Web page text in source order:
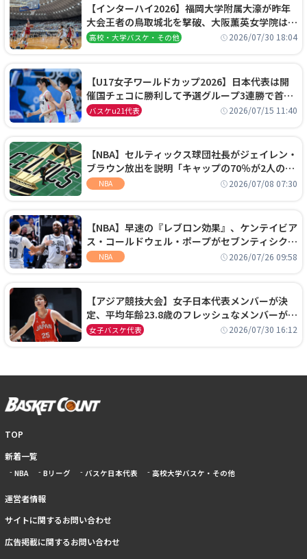
【インターハイ2026】福岡大学附属大濠が昨年
大会王者の鳥取城北を撃破、大阪薫英女学院は岐
阜女子に完勝、大会3日目試合結果
高校・大学バスケ・その他 2026/07/30 18:04
【U17女子ワールドカップ2026】日本代表は開
催国チェコに勝利して予選グループ3連勝で首位
通過！準々決勝の相手はエジプトに決定
バスケu21代表 2026/07/15 11:40
【NBA】セルティックス球団社長がジェイレン・
ブラウン放出を説明「キャップの70％が2人の選
手に集中するチームでは勝てない」
NBA 2026/07/08 07:30
【NBA】早速の『レブロン効果』、ケンテイビア
ス・コールドウェル・ポープがセブンティシクサ
ーズに1年契約で加入
NBA 2026/07/26 09:58
【アジア競技大会】女子日本代表メンバーが決
定、平均年齢23.8歳のフレッシュなメンバーが日
本開催の大舞台で頂点を狙う
女子バスケ代表 2026/07/30 16:12
TOP
新着一覧
NBA Bリーグ バスケ日本代表 高校大学バスケ・その他
運営者情報
サイトに関するお問い合わせ
広告掲載に関するお問い合わせ